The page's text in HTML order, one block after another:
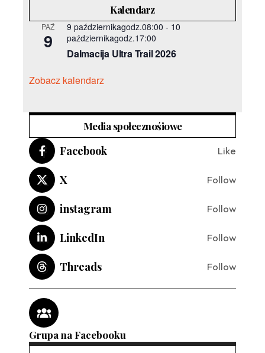
Kalendarz
PAŹ
9
9 październikagodz.08:00 - 10
październikagodz.17:00
Dalmacija Ultra Trail 2026
Zobacz kalendarz
Media społecznośiowe
Facebook Like
X Follow
instagram Follow
LinkedIn Follow
Threads Follow
Grupa na Facebooku